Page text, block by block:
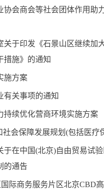
会商会等社会团体作用助
关于印发《石景山区继续加
措施》的通知
施方案
有关事项的通知
持续优化营商环境实施方案
会保障发展规划(包括医疗
在中国(北京)自由贸易试
的通告
际商务服务片区北京CBD